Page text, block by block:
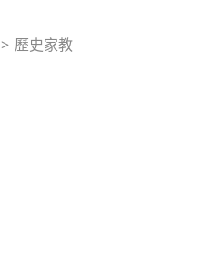
> 歷史家教